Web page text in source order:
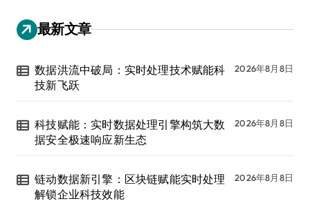
最新文章
数据洪流中破局：实时处理技术赋能科
技新飞跃
2026年8月8日
科技赋能：实时数据处理引擎构筑大数
据安全极速响应新生态
2026年8月8日
链动数据新引擎：区块链赋能实时处理
解锁企业科技效能
2026年8月8日